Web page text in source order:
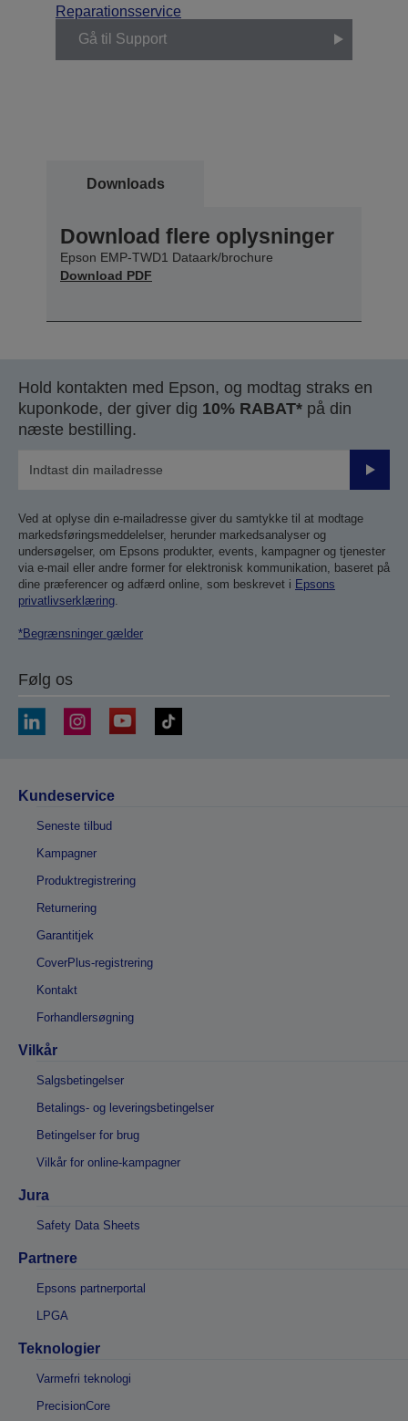
Reparationsservice
Gå til Support
Downloads
Download flere oplysninger
Epson EMP-TWD1 Dataark/brochure
Download PDF
Hold kontakten med Epson, og modtag straks en
kuponkode, der giver dig 10% RABAT* på din
næste bestilling.
Send
Ved at oplyse din e-mailadresse giver du samtykke til at modtage
markedsføringsmeddelelser, herunder markedsanalyser og
undersøgelser, om Epsons produkter, events, kampagner og tjenester
via e-mail eller andre former for elektronisk kommunikation, baseret på
dine præferencer og adfærd online, som beskrevet i Epsons
privatlivserklæring
*Begrænsninger gælder
Følg os
Kundeservice
Seneste tilbud
Kampagner
Produktregistrering
Returnering
Garantitjek
CoverPlus-registrering
Kontakt
Forhandlersøgning
Vilkår
Salgsbetingelser
Betalings- og leveringsbetingelser
Betingelser for brug
Vilkår for online-kampagner
Jura
Safety Data Sheets
Partnere
Epsons partnerportal
LPGA
Teknologier
Varmefri teknologi
PrecisionCore